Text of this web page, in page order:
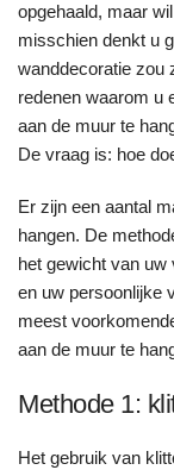
opgehaald, maar
misschien denkt u
wanddecoratie zou
redenen waarom u
aan de muur te
De vraag is: hoe
Er zijn een aantal
hangen. De
het gewicht van uw
en uw persoonlijke
meest
aan de muur te
Methode 1:
Het gebruik van